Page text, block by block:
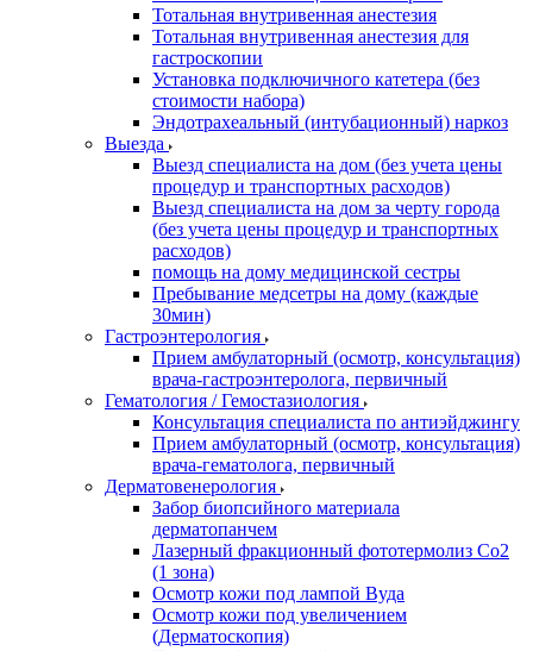
Тотальная внутривенная анестезия
Тотальная внутривенная анестезия для
гастроскопии
Установка подключичного катетера (без
стоимости набора)
Эндотрахеальный (интубационный) наркоз
Выезда
Выезд специалиста на дом (без учета цены
процедур и транспортных расходов)
Выезд специалиста на дом за черту города
(без учета цены процедур и транспортных
расходов)
помощь на дому медицинской сестры
Пребывание медсетры на дому (каждые
30мин)
Гастроэнтерология
Прием амбулаторный (осмотр, консультация)
врача-гастроэнтеролога, первичный
Гематология / Гемостазиология
Консультация специалиста по антиэйджингу
Прием амбулаторный (осмотр, консультация)
врача-гематолога, первичный
Дерматовенерология
Забор биопсийного материала
дерматопанчем
Лазерный фракционный фототермолиз Со2
(1 зона)
Осмотр кожи под лампой Вуда
Осмотр кожи под увеличением
(Дерматоскопия)